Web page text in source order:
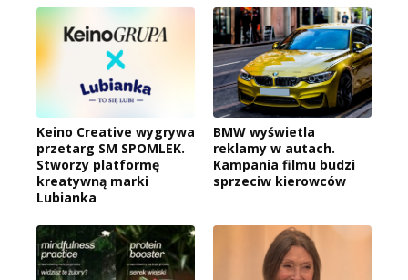
Keino Creative wygrywa
przetarg SM SPOMLEK.
Stworzy platformę
kreatywną marki
Lubianka
BMW wyświetla
reklamy w autach.
Kampania filmu budzi
sprzeciw kierowców